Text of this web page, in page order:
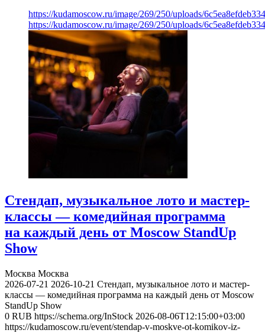
https://kudamoscow.ru/image/269/250/uploads/
https://kudamoscow.ru/image/269/250/uploads/
Стендап, музыкальное лото и мастер-
классы — комедийная программа
на каждый день от Moscow StandUp
Show
Москва Москва
2026-07-21 2026-10-21 Стендап, музыкальное лото и мастер-
классы — комедийная программа на каждый день от Moscow
StandUp Show
0 RUB https://schema.org/InStock 2026-08-06T12:15:00+03:00
https://kudamoscow.ru/event/stendap-v-moskve-ot-komikov-iz-